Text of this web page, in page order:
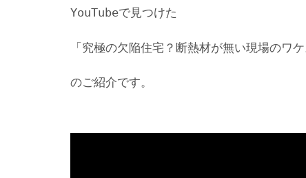
YouTubeで見つけた
「究極の欠陥住宅？断熱材が無い現場のワ
のご紹介です。